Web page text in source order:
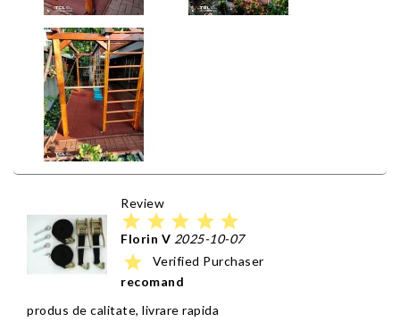
Review
star star star star star
Florin V 2025-10-07
star
Verified Purchaser
recomand
produs de calitate, livrare rapida